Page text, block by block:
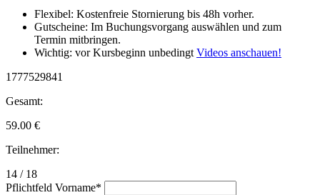
Flexibel: Kostenfreie Stornierung bis 48h vorher.
Gutscheine: Im Buchungsvorgang auswählen und zum
Termin mitbringen.
Wichtig: vor Kursbeginn unbedingt Videos anschauen!
1777529841
Gesamt:
59.00 €
Teilnehmer:
14 / 18
Pflichtfeld Vorname*